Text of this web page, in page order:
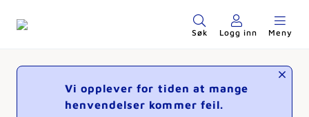
Søk Logg inn Meny
Vi opplever for tiden at mange
henvendelser kommer feil.